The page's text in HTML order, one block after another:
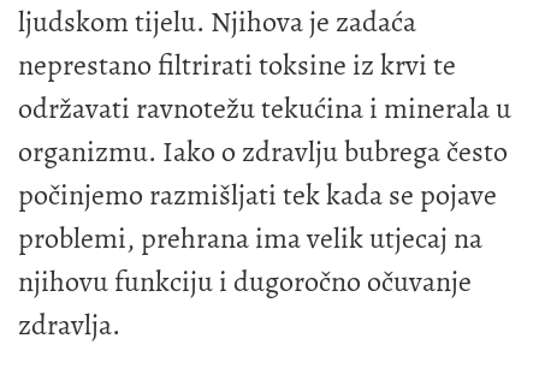
ljudskom tijelu. Njihova je zadaća
neprestano filtrirati toksine iz krvi te
održavati ravnotežu tekućina i minerala u
organizmu. Iako o zdravlju bubrega često
počinjemo razmišljati tek kada se pojave
problemi, prehrana ima velik utjecaj na
njihovu funkciju i dugoročno očuvanje
zdravlja.